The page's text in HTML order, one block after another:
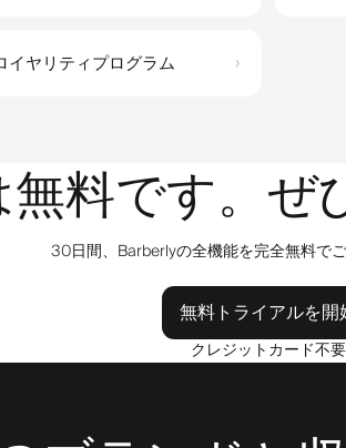
イヤリティプログラム ›
料です。ぜ
30日間、Barberlyの全機能を完全無料で
無料トライアルを開
クレジットカード不要